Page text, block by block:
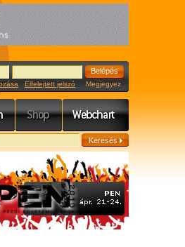
Elfelejtett jelszó Megjegyez